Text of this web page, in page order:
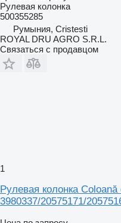
Рулевая колонка
500355285
Румыния, Cristesti
ROYAL DRU AGRO S.R.L.
Связаться с продавцом
1
Рулевая колонка
3980337/20575171/